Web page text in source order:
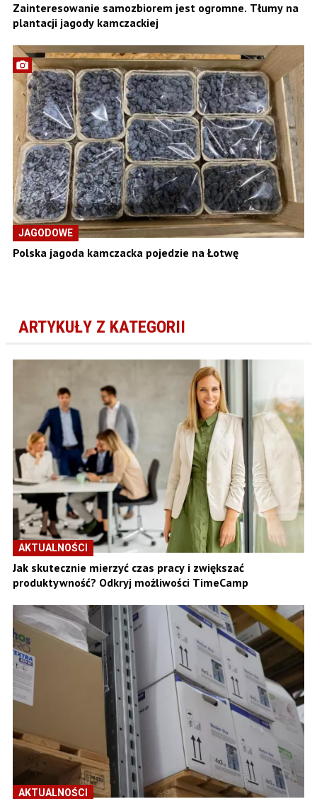
Zainteresowanie samozbiorem jest ogromne. Tłumy na
plantacji jagody kamczackiej
JAGODOWE
Polska jagoda kamczacka pojedzie na Łotwę
ARTYKUŁY Z KATEGORII
AKTUALNOŚCI
Jak skutecznie mierzyć czas pracy i zwiększać
produktywność? Odkryj możliwości TimeCamp
AKTUALNOŚCI